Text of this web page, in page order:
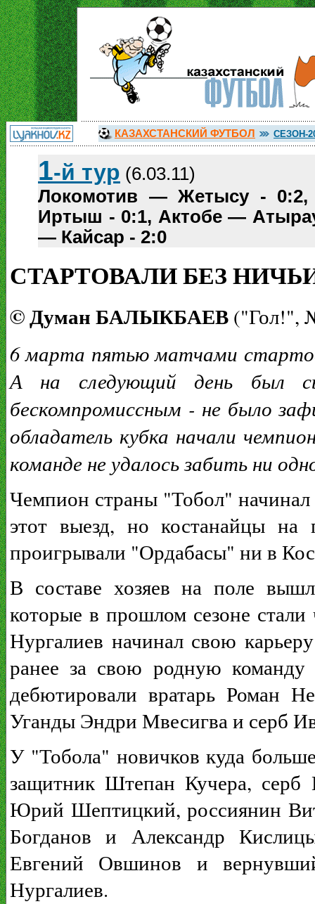
КАЗАХСТАНСКИЙ ФУТБОЛ СЕЗОН-
1-й тур (6.03.11)
Локомотив — Жетысу -
Иртыш - 0:1, Актобе —
— Кайсар - 2:0
СТАРТОВАЛИ БЕЗ
© Думан БАЛЫКБАЕВ ("Гол!",
6 марта пятью матчами
А на следующий день был
бескомпромиссным - не было
обладатель кубка начали
команде не удалось забить ни
Чемпион страны "Тобол"
этот выезд, но костанайцы
проигрывали "Ордабасы" ни в
В составе хозяев на поле
которые в прошлом сезоне
Нургалиев начинал свою
ранее за свою родную
дебютировали вратарь Роман
Уганды Эндри Мвесигва и серб
У "Тобола" новичков куда
защитник Штепан Кучера,
Юрий Шептицкий, россиянин
Богданов и Александр
Евгений Овшинов и
Нургалиев.